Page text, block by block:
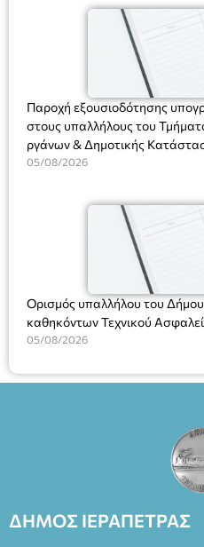
Πλαστήρα), E&G Mini market
και στο more.com Χώρος: 3ο
(Είσοδος ΕΠΑ.Λ.) Έναρξη
ΘΕΑΤΡΙΚΕΣ ΠΑΡΑΓΩΓΕΣ ΕΕ
(Ν. 5314/2026).»
Παροχή εξουσιοδότησης
στους υπαλλήλους του
ργάνων & Δημοτικής
Υπηρεσιών για αποφάσεις,
(Ν. 5314/2026).»
05/08/2026
Ορισμός υπαλλήλου του
καθηκόντων Τεχνικού
05/08/2026
ΔΗΜΟΣ ΙΕΡΑΠΕΤΡΑΣ